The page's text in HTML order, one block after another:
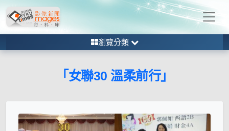
瀏覽分類
「女聯30 溫柔前行」